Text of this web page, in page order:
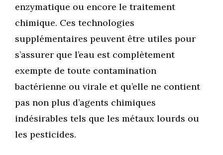
enzymatique ou encore le traitement
chimique. Ces technologies
supplémentaires peuvent être utiles pour
s’assurer que l’eau est complètement
exempte de toute contamination
bactérienne ou virale et qu’elle ne contient
pas non plus d’agents chimiques
indésirables tels que les métaux lourds ou
les pesticides.